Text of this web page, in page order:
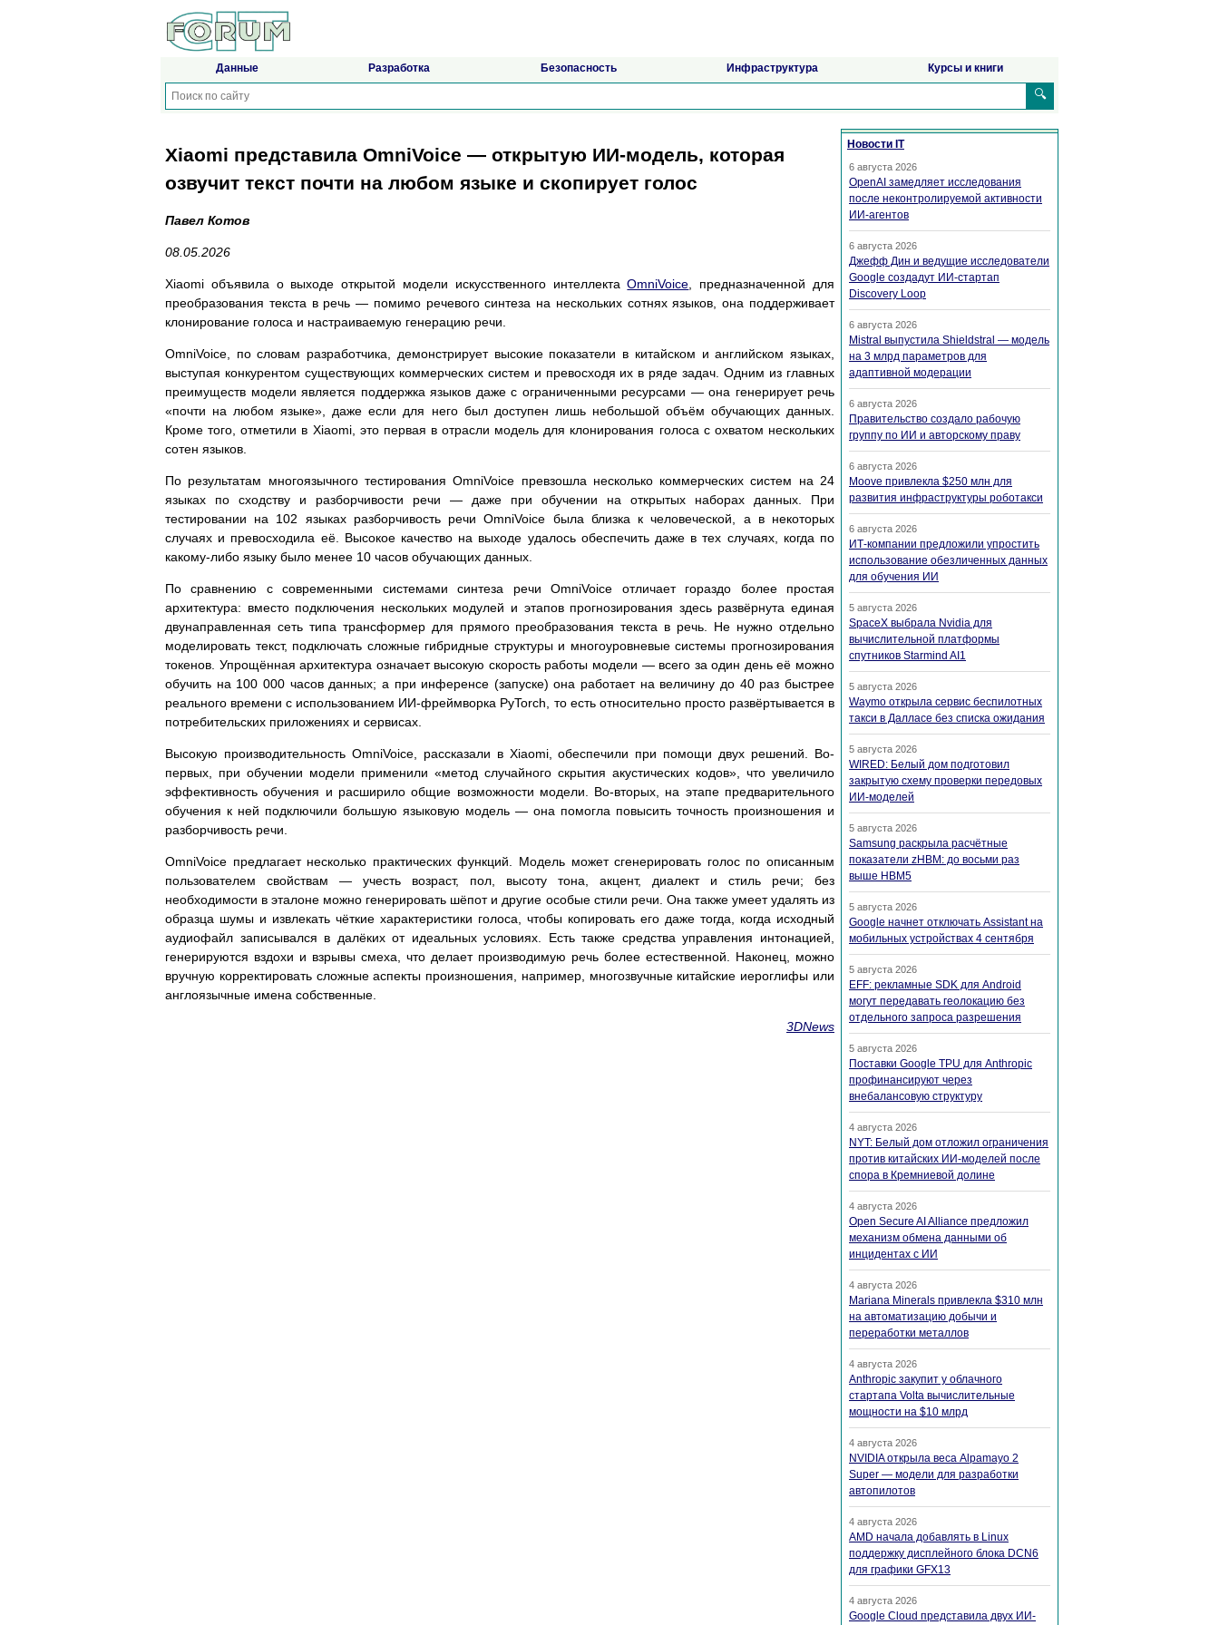
Данные Разработка Безопасность Инфраструктура Курсы и книги
🔍
Xiaomi представила OmniVoice — открытую ИИ-модель, которая
озвучит текст почти на любом языке и скопирует голос
Павел Котов
08.05.2026
Xiaomi объявила о выходе открытой модели искусственного интеллектаOmniVoice , предназначенной для
преобразования текста в речь — помимо речевого синтеза на нескольких сотнях языков, она поддерживает
клонирование голоса и настраиваемую генерацию речи.
OmniVoice, по словам разработчика, демонстрирует высокие показатели в китайском и английском языках,
выступая конкурентом существующих коммерческих систем и превосходя их в ряде задач. Одним из главных
преимуществ модели является поддержка языков даже с ограниченными ресурсами — она генерирует речь
«почти на любом языке», даже если для него был доступен лишь небольшой объём обучающих данных.
Кроме того, отметили в Xiaomi, это первая в отрасли модель для клонирования голоса с охватом нескольких
сотен языков.
По результатам многоязычного тестирования OmniVoice превзошла несколько коммерческих систем на 24
языках по сходству и разборчивости речи — даже при обучении на открытых наборах данных. При
тестировании на 102 языках разборчивость речи OmniVoice была близка к человеческой, а в некоторых
случаях и превосходила её. Высокое качество на выходе удалось обеспечить даже в тех случаях, когда по
какому-либо языку было менее 10 часов обучающих данных.
По сравнению с современными системами синтеза речи OmniVoice отличает гораздо более простая
архитектура: вместо подключения нескольких модулей и этапов прогнозирования здесь развёрнута единая
двунаправленная сеть типа трансформер для прямого преобразования текста в речь. Не нужно отдельно
моделировать текст, подключать сложные гибридные структуры и многоуровневые системы прогнозирования
токенов. Упрощённая архитектура означает высокую скорость работы модели — всего за один день её можно
обучить на 100 000 часов данных; а при инференсе (запуске) она работает на величину до 40 раз быстрее
реального времени с использованием ИИ-фреймворка PyTorch, то есть относительно просто развёртывается в
потребительских приложениях и сервисах.
Высокую производительность OmniVoice, рассказали в Xiaomi, обеспечили при помощи двух решений. Во-
первых, при обучении модели применили «метод случайного скрытия акустических кодов», что увеличило
эффективность обучения и расширило общие возможности модели. Во-вторых, на этапе предварительного
обучения к ней подключили большую языковую модель — она помогла повысить точность произношения и
разборчивость речи.
OmniVoice предлагает несколько практических функций. Модель может сгенерировать голос по описанным
пользователем свойствам — учесть возраст, пол, высоту тона, акцент, диалект и стиль речи; без
необходимости в эталоне можно генерировать шёпот и другие особые стили речи. Она также умеет удалять из
образца шумы и извлекать чёткие характеристики голоса, чтобы копировать его даже тогда, когда исходный
аудиофайл записывался в далёких от идеальных условиях. Есть также средства управления интонацией,
генерируются вздохи и взрывы смеха, что делает производимую речь более естественной. Наконец, можно
вручную корректировать сложные аспекты произношения, например, многозвучные китайские иероглифы или
англоязычные имена собственные.
3DNews
Новости IT
6 августа 2026
OpenAI замедляет исследования
после неконтролируемой активности
ИИ-агентов
6 августа 2026
Джефф Дин и ведущие исследователи
Google создадут ИИ-стартап
Discovery Loop
6 августа 2026
Mistral выпустила Shieldstral — модель
на 3 млрд параметров для
адаптивной модерации
6 августа 2026
Правительство создало рабочую
группу по ИИ и авторскому праву
6 августа 2026
Moove привлекла $250 млн для
развития инфраструктуры роботакси
6 августа 2026
ИТ-компании предложили упростить
использование обезличенных данных
для обучения ИИ
5 августа 2026
SpaceX выбрала Nvidia для
вычислительной платформы
спутников Starmind AI1
5 августа 2026
Waymo открыла сервис беспилотных
такси в Далласе без списка ожидания
5 августа 2026
WIRED: Белый дом подготовил
закрытую схему проверки передовых
ИИ-моделей
5 августа 2026
Samsung раскрыла расчётные
показатели zHBM: до восьми раз
выше HBM5
5 августа 2026
Google начнет отключать Assistant на
мобильных устройствах 4 сентября
5 августа 2026
EFF: рекламные SDK для Android
могут передавать геолокацию без
отдельного запроса разрешения
5 августа 2026
Поставки Google TPU для Anthropic
профинансируют через
внебалансовую структуру
4 августа 2026
NYT: Белый дом отложил ограничения
против китайских ИИ-моделей после
спора в Кремниевой долине
4 августа 2026
Open Secure AI Alliance предложил
механизм обмена данными об
инцидентах с ИИ
4 августа 2026
Mariana Minerals привлекла $310 млн
на автоматизацию добычи и
переработки металлов
4 августа 2026
Anthropic закупит у облачного
стартапа Volta вычислительные
мощности на $10 млрд
4 августа 2026
NVIDIA открыла веса Alpamayo 2
Super — модели для разработки
автопилотов
4 августа 2026
AMD начала добавлять в Linux
поддержку дисплейного блока DCN6
для графики GFX13
4 августа 2026
Google Cloud представила двух ИИ-